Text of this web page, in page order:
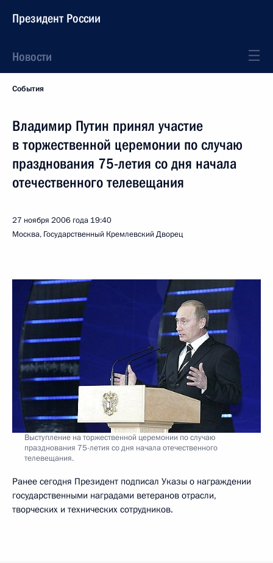
Президент России
Новости
События
Владимир Путин принял участие
в торжественной церемонии по случаю
празднования 75-летия со дня начала
отечественного телевещания
27 ноября 2006 года 19:40
Москва, Государственный Кремлевский Дворец
Выступление на торжественной церемонии по случаю
празднования 75-летия со дня начала отечественного
телевещания.
Ранее сегодня Президент подписал Указы о награждении
государственными наградами ветеранов отрасли,
творческих и технических сотрудников.